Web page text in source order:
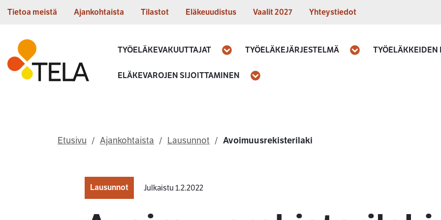
Siirry sisältöön
Tietoa meistä Ajankohtaista Tilastot Eläkeuudistus Vaalit 2027 Yhteystiedot
Etusivu
TYÖELÄKEVAKUUTTAJAT Avaa TYÖELÄKEJÄRJESTELMÄ Avaa TYÖELÄKKEIDEN
ELÄKEVAROJEN SIJOITTAMINEN Avaa
Etusivu Ajankohtaista Lausunnot Avoimuusrekisterilaki
Lausunnot Julkaistu 1.2.2022